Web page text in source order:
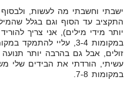
ישבתי וחשבתי מה לעשות,
התקציב עד הסוף וגם בגלל
יותר מידי מילים), אני צריך
עשיתי, הורדתי את הבידים שלי
במקומות 7-8.